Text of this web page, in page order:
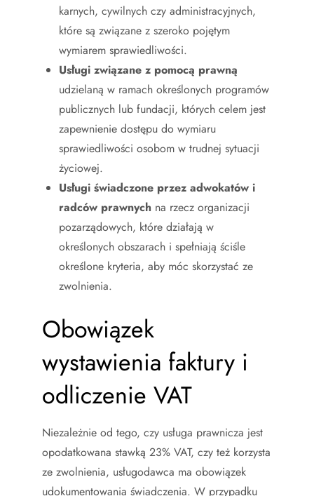
karnych, cywilnych czy administracyjnych,
które są związane z szeroko pojętym
wymiarem sprawiedliwości.
Usługi związane z pomocą prawną
udzielaną w ramach określonych programów
publicznych lub fundacji, których celem jest
zapewnienie dostępu do wymiaru
sprawiedliwości osobom w trudnej sytuacji
życiowej.
Usługi świadczone przez adwokatów i
radców prawnych na rzecz organizacji
pozarządowych, które działają w
określonych obszarach i spełniają ściśle
określone kryteria, aby móc skorzystać ze
zwolnienia.
Obowiązek
wystawienia faktury i
odliczenie VAT
Niezależnie od tego, czy usługa prawnicza jest
opodatkowana stawką 23% VAT, czy też korzysta
ze zwolnienia, usługodawca ma obowiązek
udokumentowania świadczenia. W przypadku